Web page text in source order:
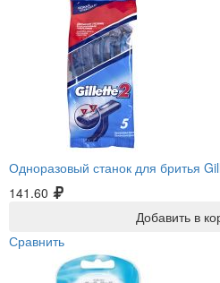
Одноразовый станок для бритья
141.60
Добавить в
Сравнить